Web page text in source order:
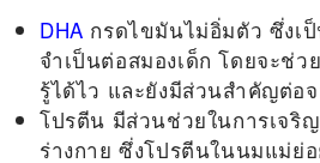
DHA กรดไขมันไม่อิ่มตัว ซึ่งเ
จำเป็นต่อสมองเด็ก โดยจะช่
รู้ได้ไว และยังมีส่วนสำคัญต่อ
โปรตีน มีส่วนช่วยในการเจริ
ร่างกาย ซึ่งโปรตีนในนมแม่ย่